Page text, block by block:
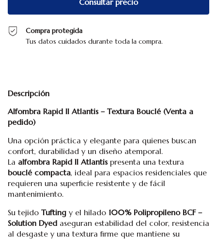
Compra protegida
Tus datos cuidados durante toda la compra.
Descripción
Alfombra Rapid II Atlantis – Textura Bouclé (Venta a
pedido)
Una opción práctica y elegante para quienes buscan
confort, durabilidad y un diseño atemporal.
La alfombra Rapid II Atlantispresenta una textura
bouclé compacta, ideal para espacios residenciales que
requieren una superficie resistente y de fácil
mantenimiento.
Su tejido Tufting y el hilado 100% Polipropileno BCF –
Solution Dyed aseguran estabilidad del color, resistencia
al desgaste y una textura firme que mantiene su